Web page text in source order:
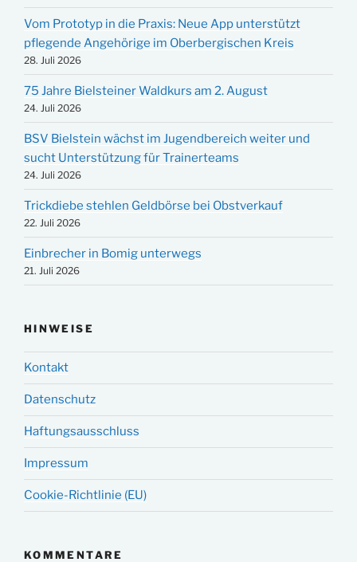
Vom Prototyp in die Praxis: Neue App unterstützt
pflegende Angehörige im Oberbergischen Kreis
28. Juli 2026
75 Jahre Bielsteiner Waldkurs am 2. August
24. Juli 2026
BSV Bielstein wächst im Jugendbereich weiter und
sucht Unterstützung für Trainerteams
24. Juli 2026
Trickdiebe stehlen Geldbörse bei Obstverkauf
22. Juli 2026
Einbrecher in Bomig unterwegs
21. Juli 2026
HINWEISE
Kontakt
Datenschutz
Haftungsausschluss
Impressum
Cookie-Richtlinie (EU)
KOMMENTARE